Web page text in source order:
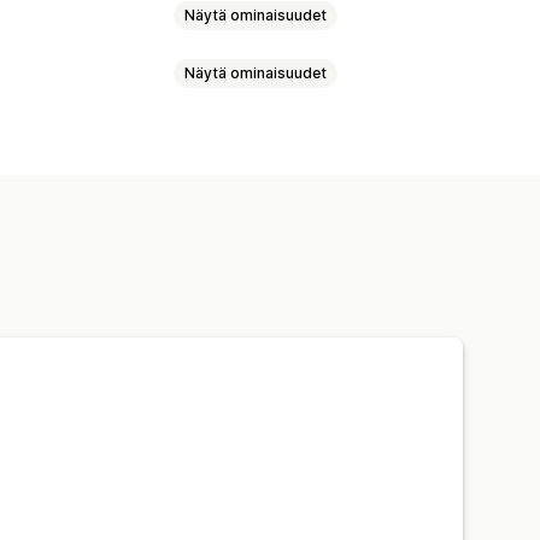
Näytä ominaisuudet
Näytä ominaisuudet